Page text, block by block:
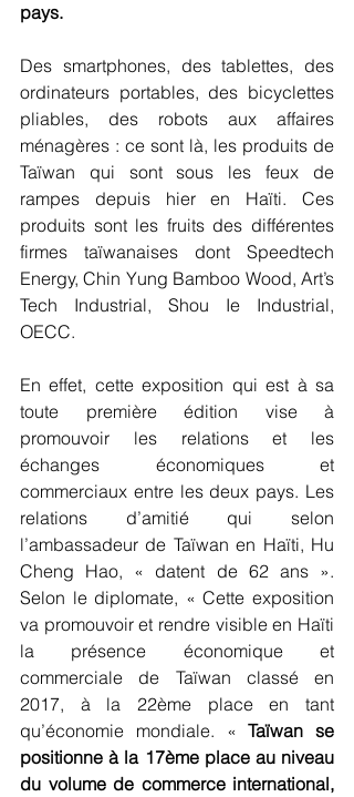
pays.
Des smartphones, des tablettes, des
ordinateurs portables, des bicyclettes
pliables, des robots aux affaires
ménagères : ce sont là, les produits de
Taïwan qui sont sous les feux de
rampes depuis hier en Haïti. Ces
produits sont les fruits des différentes
firmes taïwanaises dont Speedtech
Energy, Chin Yung Bamboo Wood, Art’s
Tech Industrial, Shou Ie Industrial,
OECC.
En effet, cette exposition qui est à sa
toute première édition vise à
promouvoir les relations et les
échanges économiques et
commerciaux entre les deux pays. Les
relations d’amitié qui selon
l’ambassadeur de Taïwan en Haïti, Hu
Cheng Hao, « datent de 62 ans ».
Selon le diplomate, « Cette exposition
va promouvoir et rendre visible en Haïti
la présence économique et
commerciale de Taïwan classé en
2017, à la 22ème place en tant
qu’économie mondiale. « Taïwan se
positionne à la 17ème place au niveau
du volume de commerce international,